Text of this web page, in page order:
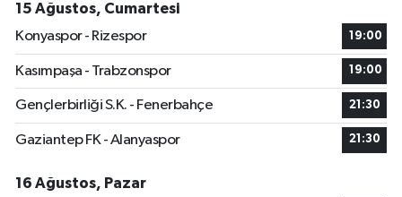
15 Ağustos, Cumartesi
Konyaspor - Rizespor
19:00
Kasımpaşa - Trabzonspor 19:00
Gençlerbirliği S.K. - Fenerbahçe 21:30
Gaziantep FK - Alanyaspor 21:30
16 Ağustos, Pazar